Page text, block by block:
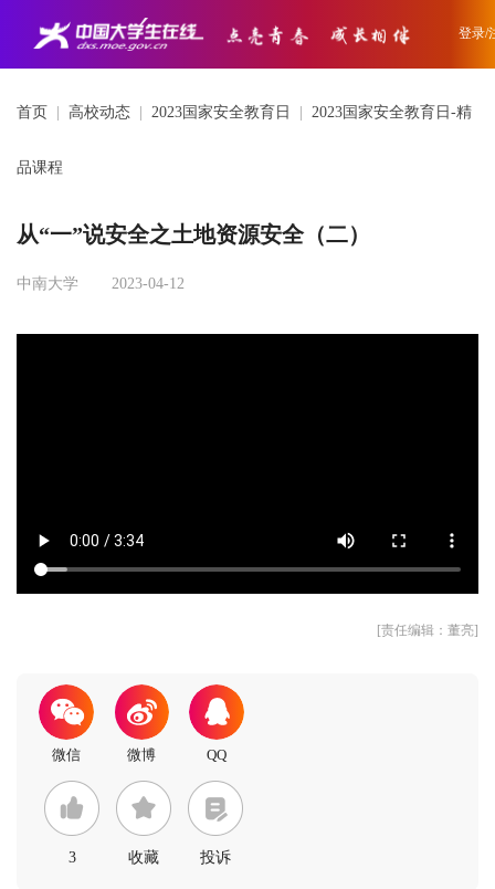
登录/
首页 高校动态 2023国家安全教育日 2023国家安全教育日-精
品课程
从“一”说安全之土地资源安全（二）
中南大学 2023-04-12
[责任编辑：董亮]
3 收藏 投诉